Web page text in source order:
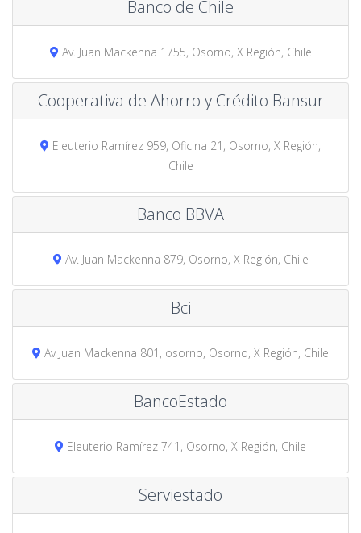
Banco de Chile
Av. Juan Mackenna 1755, Osorno, X Región, Chile
Cooperativa de Ahorro y Crédito Bansur
Eleuterio Ramírez 959, Oficina 21, Osorno, X Región,
Chile
Banco BBVA
Av. Juan Mackenna 879, Osorno, X Región, Chile
Bci
Av Juan Mackenna 801, osorno, Osorno, X Región, Chile
BancoEstado
Eleuterio Ramírez 741, Osorno, X Región, Chile
Serviestado